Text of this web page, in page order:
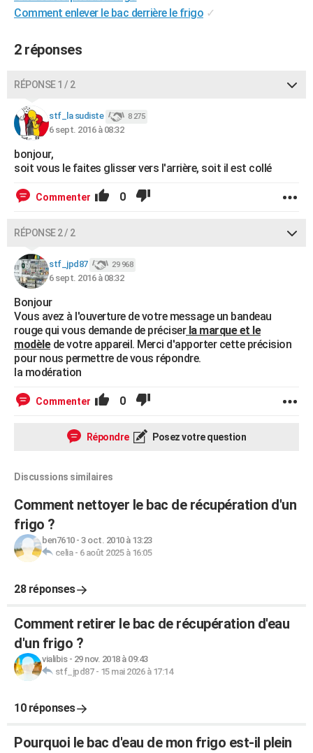
Destinations
City break
Voyage nature
Voyage de noces
Forum
Climat
+PHOTO
GUIDES D'ACHAT
Carte de Noël
Carte Bonne année
Carte Saint-Valentin
Carte Pâques
Carte d'anniversaire
DICTIONNAIRE
Dictionnaire
Biographies
Citations
Expressions
Proverbes
PROGRAMME TV
COPAINS D'AVANT
Bricolage
Lifestyle
Culture
Sport
Auto
Television
Voyage
Cinema
Comment enlever le bac derrière le frigo ✓
2 réponses
RÉPONSE 1 / 2
stf_la sudiste 8 275
6 sept. 2016 à 08:32
bonjour,
soit vous le faites glisser vers l'arrière, soit il est collé
Commenter 0
RÉPONSE 2 / 2
stf_jpd87 29 968
6 sept. 2016 à 08:32
Bonjour
Vous avez à l'ouverture de votre message un bandeau
rouge qui vous demande de préciserla marque et le
modèlede votre appareil. Merci d'apporter cette précision
pour nous permettre de vous répondre.
la modération
Commenter 0
Répondre Posez votre question
Discussions similaires
Comment nettoyer le bac de récupération d'un
frigo ?
ben7610- 3 oct. 2010 à 13:23
celia- 6 août 2025 à 16:05
28 réponses
Comment retirer le bac de récupération d'eau
d'un frigo ?
vialibis- 29 nov. 2018 à 09:43
stf_jpd87- 15 mai 2026 à 17:14
10 réponses
Pourquoi le bac d'eau de mon frigo est-il plein